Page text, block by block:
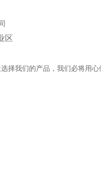
区
择我们的产品，我们必将用心